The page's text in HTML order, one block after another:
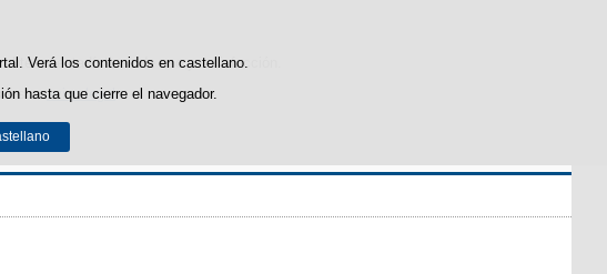
estadísticas de uso y satisfacción.
aviso legal.
Verá los contenidos en castellano.
hasta que cierre el navegador.